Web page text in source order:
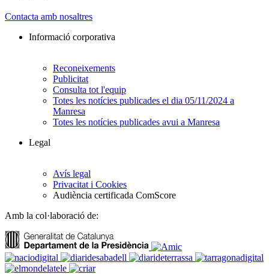
Contacta amb nosaltres
Informació corporativa
Reconeixements
Publicitat
Consulta tot l'equip
Totes les notícies publicades el dia 05/11/2024 a
Manresa
Totes les notícies publicades avui a Manresa
Legal
Avís legal
Privacitat i Cookies
Audiència certificada ComScore
Amb la col·laboració de: